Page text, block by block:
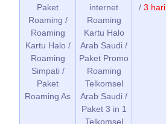
Paket
Roaming /
Roaming
Kartu Halo /
Roaming
Simpati /
Paket
Roaming As
internet
Roaming
Kartu Halo
Arab Saudi /
Paket Promo
Roaming
Telkomsel
Arab Saudi /
Paket 3 in 1
Telkomsel
/ 3 hari